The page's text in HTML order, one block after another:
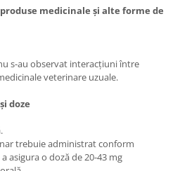
medicinale și alte forme de
s-au observat interacțiuni între
veterinare uzuale.
doze
trebuie administrat conform
asigura o doză de 20-43 mg